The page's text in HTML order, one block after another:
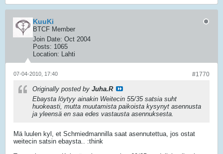
KuuKi
BTCF Member
Join Date: Oct 2004
Posts: 1065
Location:
Lahti
#1770
07-04-2010, 17:40
Originally posted by Juha.R
Ebaysta löytyy ainakin Weitecin 55/35 satsia suht
huokeasti, mutta muutamista paikoista kysynyt asennusta
ja yleensä en saa edes vastausta asennuksesta.
Mä luulen kyl, et Schmiedmannilla saat asennutettua, jos ostat
weitecin satsin ebaysta.. :think